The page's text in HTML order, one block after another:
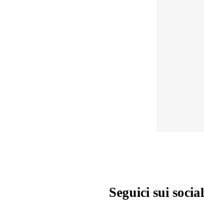
Seguici sui social